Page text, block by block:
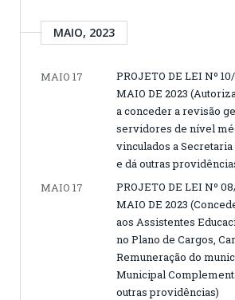
MAIO, 2023
MAIO 17
PROJETO DE LEI Nº
MAIO DE 2023
a conceder a revisão
servidores de nível
vinculados a
e dá outras
MAIO 17
PROJETO DE LEI Nº
MAIO DE 2023
aos Assistentes
no Plano de Cargos,
Remuneração do
Municipal
outras providências)